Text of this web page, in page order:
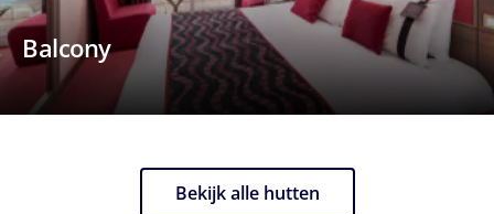
Balcony
Bekijk alle hutten